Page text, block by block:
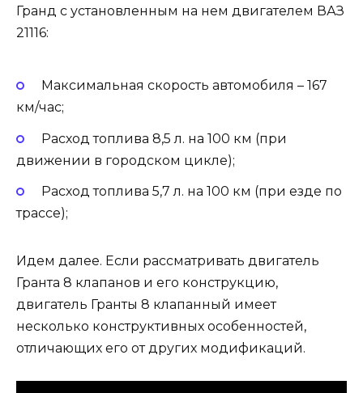
Гранд с установленным на нем двигателем ВАЗ
21116:
Максимальная скорость автомобиля – 167
км/час;
Расход топлива 8,5 л. на 100 км (при
движении в городском цикле);
Расход топлива 5,7 л. на 100 км (при езде по
трассе);
Идем далее. Если рассматривать двигатель
Гранта 8 клапанов и его конструкцию,
двигатель Гранты 8 клапанный имеет
несколько конструктивных особенностей,
отличающих его от других модификаций.